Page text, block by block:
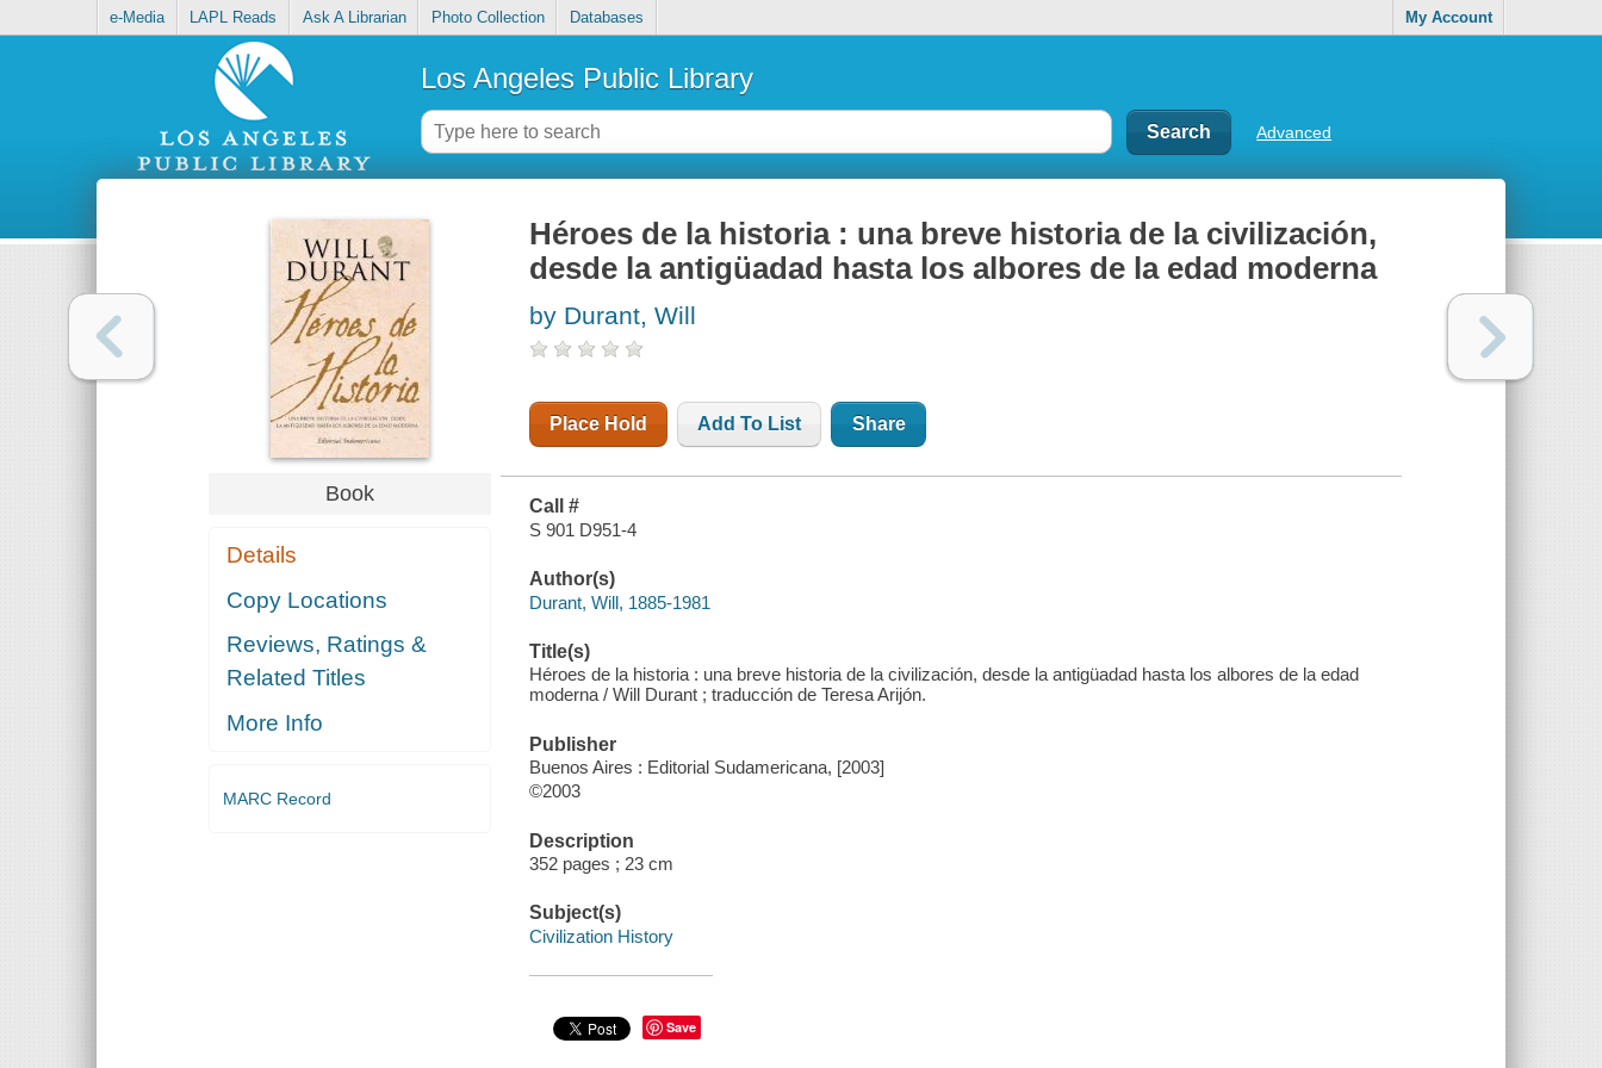
e-Media LAPL Reads Ask A Librarian Photo Collection Databases My Account
Los Angeles Public Library
Advanced
Book
Details
Copy Locations
Reviews, Ratings &
Related Titles
More Info
MARC Record
Héroes de la historia : una breve historia de la civilización,
desde la antigüadad hasta los albores de la edad moderna
by Durant, Will
Place Hold Add To List Share
Call #
S 901 D951-4
Author(s)
Durant, Will, 1885-1981
Title(s)
Héroes de la historia : una breve historia de la civilización, desde la antigüadad hasta los albores de la edad
moderna / Will Durant ; traducción de Teresa Arijón.
Publisher
Buenos Aires : Editorial Sudamericana, [2003]
©2003
Description
352 pages ; 23 cm
Subject(s)
Civilization History
Save